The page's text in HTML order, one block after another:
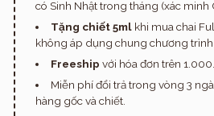
có Sinh Nhật trong tháng (xác minh
Tặng chiết 5mlkhi mua chai
không áp dụng chung chương trình
Freeship với hóa đơn trên
Miễn phí đổi trả trong vòng 3
hàng gốc và chiết.